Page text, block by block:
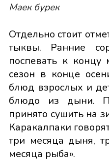
Маек бурек
Отдельно стоит
тыквы. Ранние
поспевать к концу
сезон в конце
блюд взрослых и
блюдо из дыни.
принято сушить на
Каракалпаки
три месяца дыня,
месяца рыба».